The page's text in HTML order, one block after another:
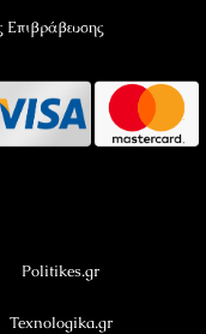
Politikes.gr
Texnologika.gr